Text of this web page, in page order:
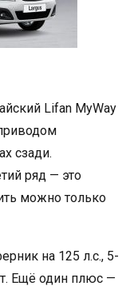
Lifan MyWay
сзади.
ряд — это
можно только
на 125 л.с., 5-
Ещё один плюс —